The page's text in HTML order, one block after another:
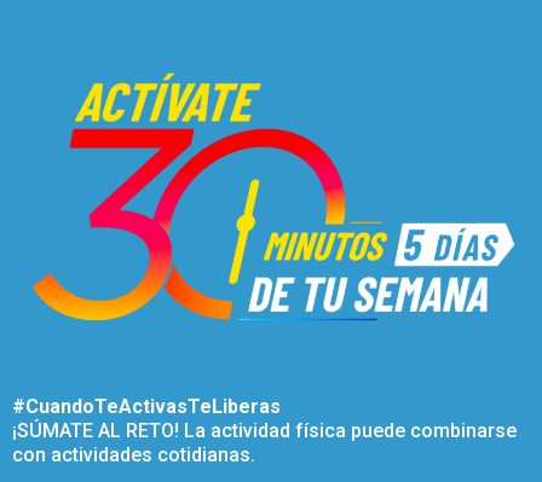
#CuandoTeActivasTeLiberas
¡SÚMATE AL RETO! La actividad física puede combinarse
con actividades cotidianas.